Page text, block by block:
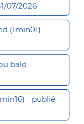
07/2026
(1min01)
bald
publié